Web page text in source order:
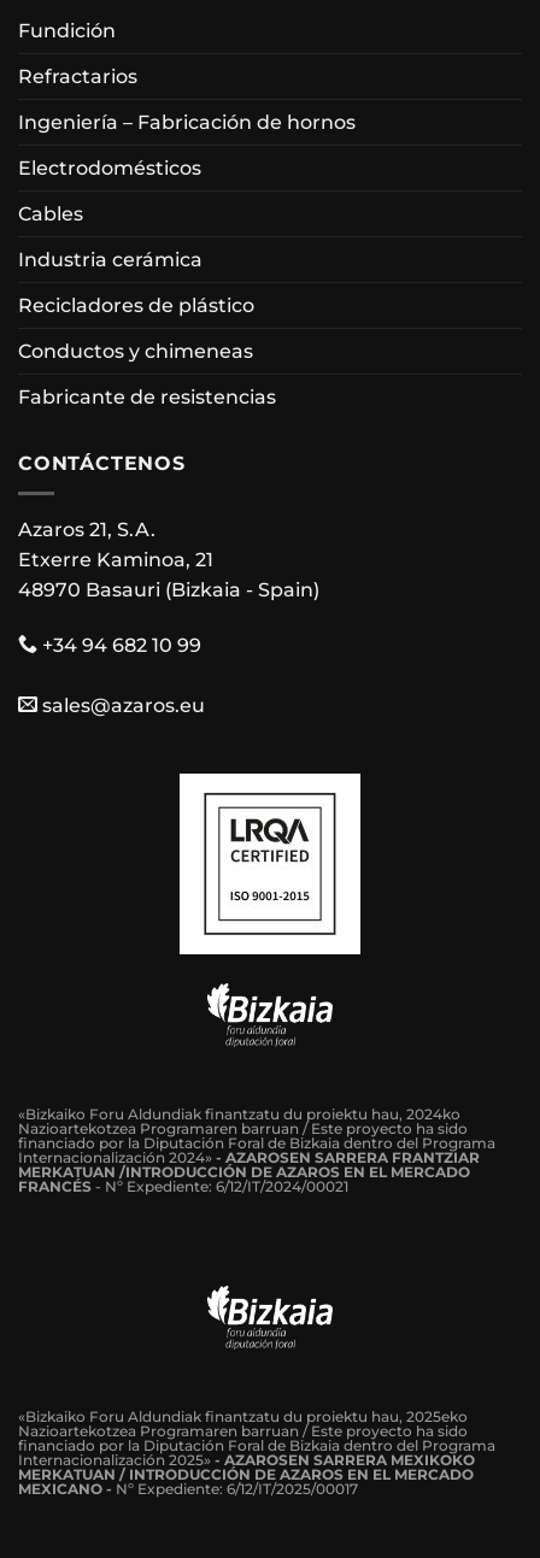
Fundición
Refractarios
Ingeniería – Fabricación de hornos
Electrodomésticos
Cables
Industria cerámica
Recicladores de plástico
Conductos y chimeneas
Fabricante de resistencias
CONTÁCTENOS
Azaros 21, S.A.
Etxerre Kaminoa, 21
48970 Basauri (Bizkaia - Spain)
+34 94 682 10 99
sales@azaros.eu
«Bizkaiko Foru Aldundiak finantzatu du proiektu hau, 2024ko
Nazioartekotzea Programaren barruan / Este proyecto ha sido
financiado por la Diputación Foral de Bizkaia dentro del Programa
Internacionalización 2024» - AZAROSEN SARRERA FRANTZIAR
MERKATUAN /INTRODUCCIÓN DE AZAROS EN EL MERCADO
FRANCÉS - Nº Expediente: 6/12/IT/2024/00021
«Bizkaiko Foru Aldundiak finantzatu du proiektu hau, 2025eko
Nazioartekotzea Programaren barruan / Este proyecto ha sido
financiado por la Diputación Foral de Bizkaia dentro del Programa
Internacionalización 2025» - AZAROSEN SARRERA MEXIKOKO
MERKATUAN / INTRODUCCIÓN DE AZAROS EN EL MERCADO
MEXICANO - Nº Expediente: 6/12/IT/2025/00017